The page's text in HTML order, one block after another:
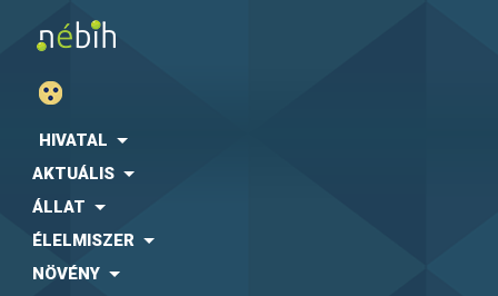
HIVATAL
AKTUÁLIS
ÁLLAT
ÉLELMISZER
NÖVÉNY